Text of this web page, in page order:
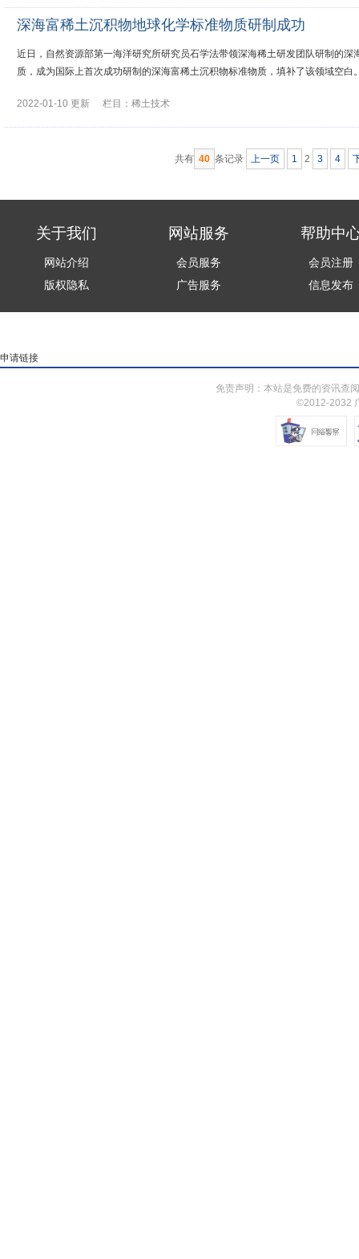
深海富稀土沉积物地球化学标准物质研制成功
近日，自然资源部第一海洋研究所研究员石学法带领深海稀土研发团队研制的
质，成为国际上首次成功研制的深海富稀土沉积物标准物质，填补了该领域空
2022-01-10 更新 栏目： 稀土技术
共有 40 条记录 上一页 1 2 3 4
关于我们
网站介绍
版权隐私
网站服务
会员服务
广告服务
帮助中
会员注册
信息发布
申请链接
免责声明：本站是免费的资讯查
©2012-2032